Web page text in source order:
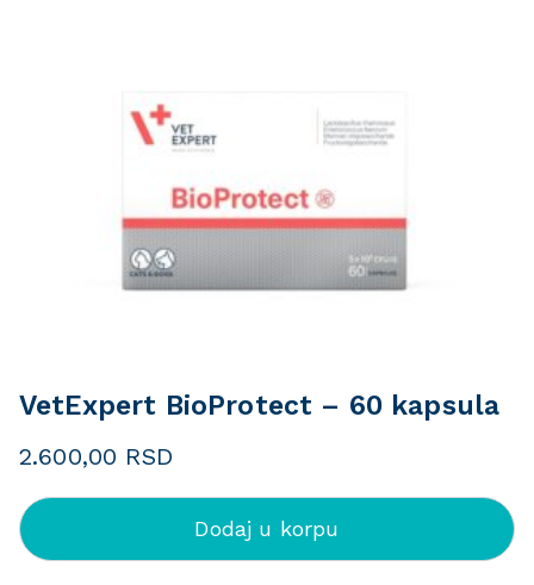
VetExpert BioProtect – 60 kapsula
2.600,00 RSD
Dodaj u korpu